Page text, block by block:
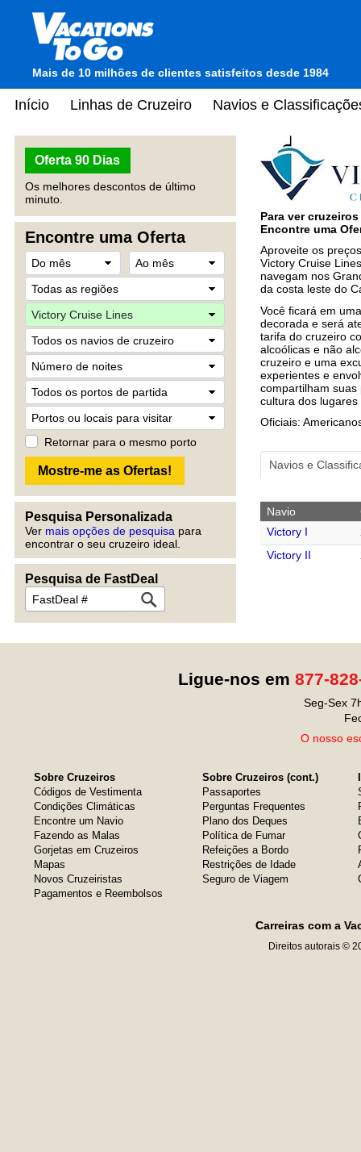
Mais de 10 milhões de clientes satisfeitos desde 1984
Início Linhas de Cruzeiro Navios e
Oferta 90 Dias
Os melhores descontos de último
minuto.
Encontre uma Oferta
Retornar para o mesmo porto
Pesquisa Personalizada
Ver mais opções de pesquisa para
encontrar o seu cruzeiro ideal.
Pesquisa de FastDeal
Para ver
Encontre uma
Aproveite os
Victory Cruise
navegam nos
da costa leste do
Você ficará em
decorada e será
tarifa do cruzeiro
alcoólicas e não
cruzeiro e uma
experientes e
compartilham
cultura dos
Oficiais:
Navios e
Navio
Victory I
Victory II
Ligue-nos em 877-
Seg-Sex
O nosso
Sobre Cruzeiros
Códigos de Vestimenta
Condições Climáticas
Encontre um Navio
Fazendo as Malas
Gorjetas em Cruzeiros
Mapas
Novos Cruzeiristas
Pagamentos e Reembolsos
Sobre Cruzeiros (cont.)
Passaportes
Perguntas Frequentes
Plano dos Deques
Política de Fumar
Refeições a Bordo
Restrições de Idade
Seguro de Viagem
Carreiras com a
Direitos autorais ©